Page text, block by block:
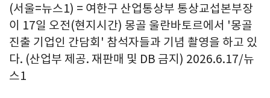
(서울=뉴스1) = 여한구 산업통상부 통상교섭본부장
이 17일 오전(현지시간) 몽골 울란바토르에서 '몽골
진출 기업인 간담회' 참석자들과 기념 촬영을 하고 있
다. (산업부 제공. 재판매 및 DB 금지) 2026.6.17/뉴
스1